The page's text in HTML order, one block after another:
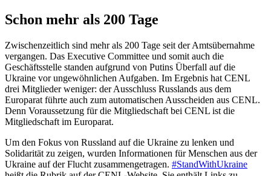
Schon mehr als 200 Tage
Zwischenzeitlich sind mehr als 200 Tage seit der Amtsübernahme
vergangen. Das Executive Committee und somit auch die
Geschäftsstelle standen aufgrund von Putins Überfall auf die
Ukraine vor ungewöhnlichen Aufgaben. Im Ergebnis hat CENL
drei Mitglieder weniger: der Ausschluss Russlands aus dem
Europarat führte auch zum automatischen Ausscheiden aus CENL.
Denn Voraussetzung für die Mitgliedschaft bei CENL ist die
Mitgliedschaft im Europarat.
Um den Fokus von Russland auf die Ukraine zu lenken und
Solidarität zu zeigen, wurden Informationen für Menschen aus der
Ukraine auf der Flucht zusammengetragen. #StandWithUkraine